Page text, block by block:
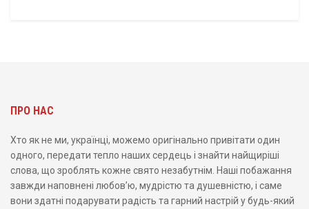
ПРО НАС
Хто як не ми, українці, можемо оригінально привітати один
одного, передати тепло наших сердець і знайти найщиріші
слова, що зроблять кожне свято незабутнім. Наші побажання
завжди наповнені любов’ю, мудрістю та душевністю, і саме
вони здатні подарувати радість та гарний настрій у будь-який